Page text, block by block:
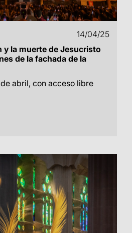
14/04/25
y la muerte de Jesucristo
de la fachada de la
de abril, con acceso libre